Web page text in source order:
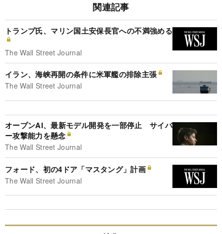
関連記事
トランプ氏、マリン国土安保長官への不満強める
The Wall Street Journal
イラン、海峡再開の条件に米軍艦の排除主張
The Wall Street Journal
オープンAI、最新モデル開発を一部停止 サイバ
ー攻撃能力を懸念
The Wall Street Journal
フォード、初の4ドア「マスタング」計画
The Wall Street Journal